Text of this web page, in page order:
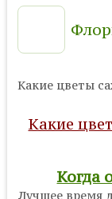
Какие цветы
Какие
Когда
Лучшее время